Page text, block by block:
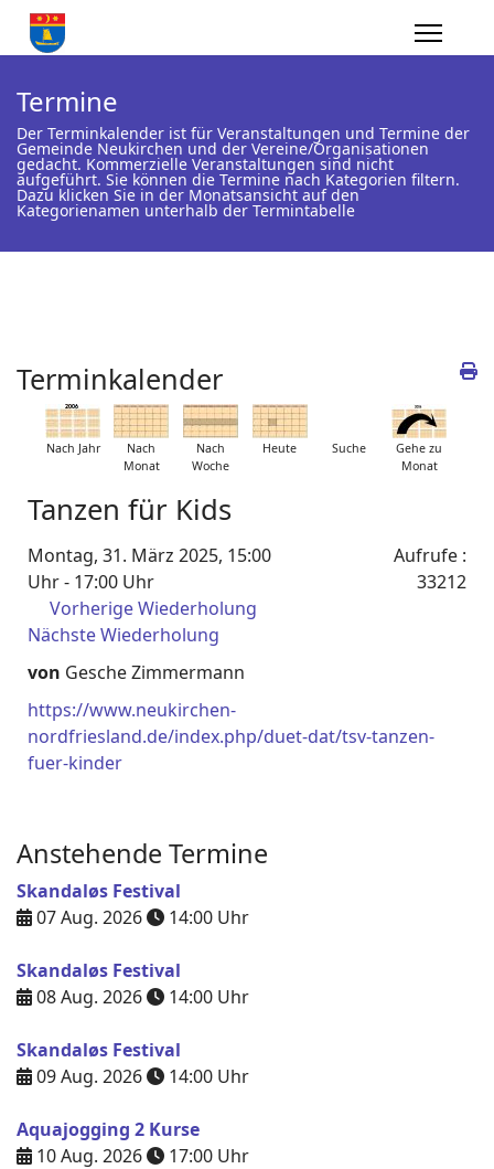
Termine
Der Terminkalender ist für Veranstaltungen und Termine der
Gemeinde Neukirchen und der Vereine/Organisationen
gedacht. Kommerzielle Veranstaltungen sind nicht
aufgeführt. Sie können die Termine nach Kategorien filtern.
Dazu klicken Sie in der Monatsansicht auf den
Kategorienamen unterhalb der Termintabelle
Terminkalender
Nach Jahr
Nach
Monat
Nach
Woche
Heute Suche
Gehe zu
Monat
Tanzen für Kids
Montag, 31. März 2025, 15:00
Uhr - 17:00 Uhr
Vorherige Wiederholung
Nächste Wiederholung
Aufrufe :
33212
von Gesche Zimmermann
https://www.neukirchen-
nordfriesland.de/index.php/duet-dat/tsv-tanzen-
fuer-kinder
Anstehende Termine
Skandaløs Festival
07 Aug. 2026
14:00 Uhr
Skandaløs Festival
08 Aug. 2026
14:00 Uhr
Skandaløs Festival
09 Aug. 2026
14:00 Uhr
Aquajogging 2 Kurse
10 Aug. 2026
17:00 Uhr